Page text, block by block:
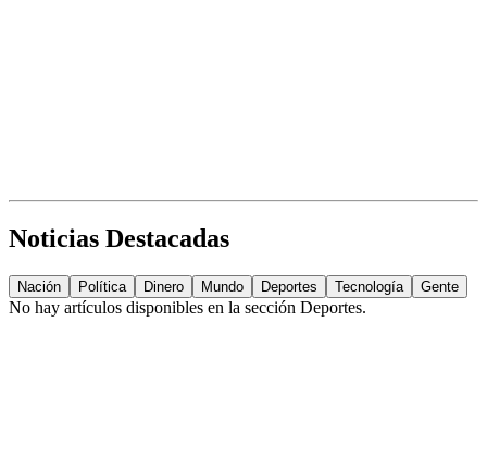
Noticias Destacadas
Nación Política Dinero Mundo Deportes Tecnología Gente
No hay artículos disponibles en la sección Deportes.